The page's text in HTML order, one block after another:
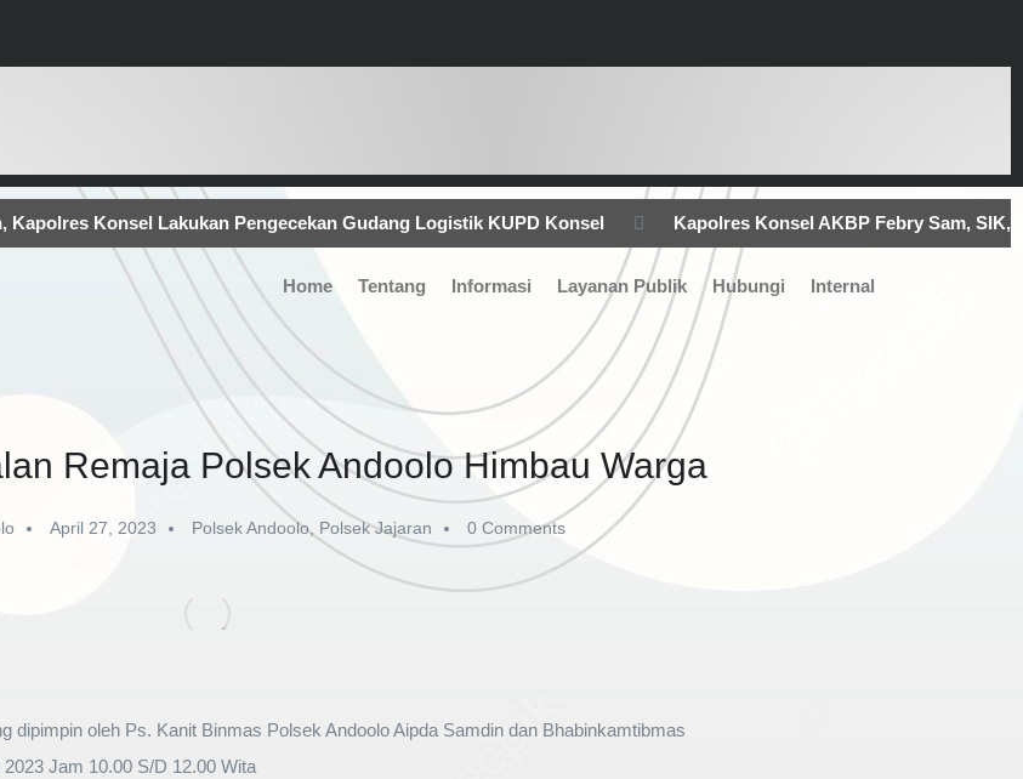
Kapolres Konsel Lakukan Pengecekan Gudang Logistik KUPD Konsel Kapolres Konsel AKBP Febry Sam, SIK,
Kapolsek Mowila Pimpin Pengamanan Kampanye Terbatas Paslon Bupati Konsel, Kampanye Berjalan
Gunung Lewotobi di NTT Kampanye Terbuka, Satlantas Polres Konsel Lakukan Pengaturan Lalu Lintas
139 Personelnya.
Home Tentang Informasi Layanan Publik Hubungi Internal
Remaja Polsek Andoolo Himbau Warga
April 27, 2023 Polsek Andoolo, Polsek Jajaran 0 Comments
dipimpin oleh Ps. Kanit Binmas Polsek Andoolo Aipda Samdin dan Bhabinkamtibmas
Jam 10.00 S/D 12.00 Wita